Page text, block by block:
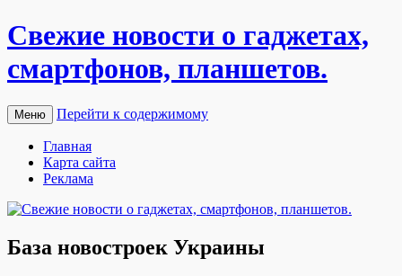
Свежие новости о гаджетах,
смартфонов, планшетов.
Меню Перейти к содержимому
Главная
Карта сайта
Реклама
База новостроек Украины